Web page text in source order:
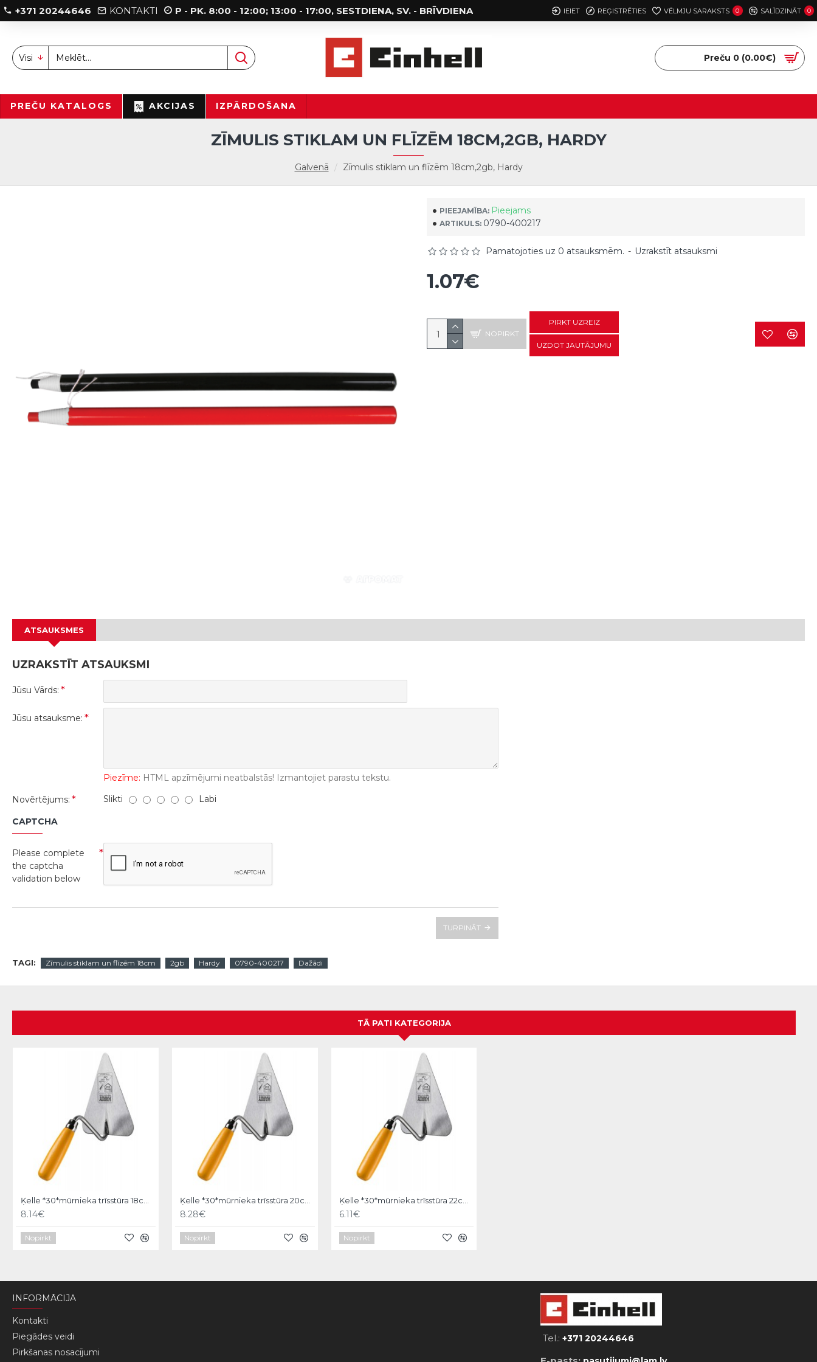
+371 20244646 KONTAKTI P - PK. 8:00 - 12:00; 13:00 - 17:00, SESTDIENA, SV. - BRĪVDIENA IEIET REĢISTRĒTIES VĒLMJU SARAKSTS 0 SALĪDZINĀT 0
Visi Preču 0 (0.00€)
PREČU KATALOGS AKCIJAS IZPĀRDOŠANA
Galvenā Zīmulis stiklam un flīzēm 18cm,2gb, Hardy
ZĪMULIS STIKLAM UN FLĪZĒM 18CM,2GB, HARDY
PIEEJAMĪBA: Pieejams
ARTIKULS: 0790-400217
Pamatojoties uz 0 atsauksmēm. - Uzrakstīt atsauksmi
1.07€
NOPIRKT
PIRKT UZREIZ
UZDOT JAUTĀJUMU
ATSAUKSMES
UZRAKSTĪT ATSAUKSMI
Jūsu Vārds:
Jūsu atsauksme:
Piezīme: HTML apzīmējumi neatbalstās! Izmantojiet parastu tekstu.
Novērtējums:
Slikti Labi
CAPTCHA
Please complete
the captcha
validation below
TURPINĀT
TAGI: Zīmulis stiklam un flīzēm 18cm 2gb Hardy 0790-400217 Dažādi
TĀ PATI KATEGORIJA
8.14€
Nopirkt
8.28€
Nopirkt
6.11€
Nopirkt
INFORMĀCIJA
Kontakti
Piegādes veidi
Pirkšanas nosacījumi
Tel.:+371 20244646